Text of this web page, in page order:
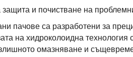
и почистване на
пачове са разработени за
на хидроколоидна технология
омазняване и